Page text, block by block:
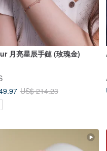
月亮星辰手鏈 (玫瑰金)
US$ 214.23